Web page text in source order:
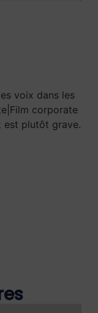
voix dans les
corporate
est plutôt grave.